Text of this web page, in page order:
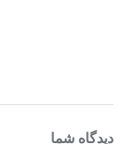
دسته‌بندی‌های منتخب
دیدگاه شما